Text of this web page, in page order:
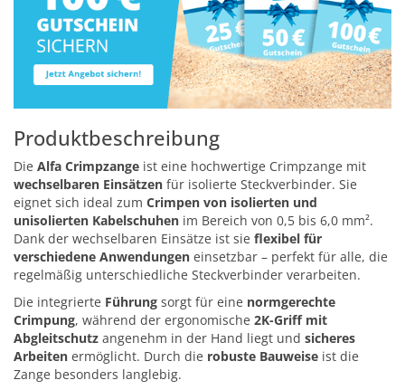
Produktbeschreibung
Die Alfa Crimpzange ist eine hochwertige Crimpzange mit
wechselbaren Einsätzen für isolierte Steckverbinder. Sie
eignet sich ideal zum Crimpen von isolierten und
unisolierten Kabelschuhen im Bereich von 0,5 bis 6,0 mm².
Dank der wechselbaren Einsätze ist sie flexibel für
verschiedene Anwendungen einsetzbar – perfekt für alle, die
regelmäßig unterschiedliche Steckverbinder verarbeiten.
Die integrierte Führung sorgt für eine normgerechte
Crimpung, während der ergonomische 2K-Griff mit
Abgleitschutz angenehm in der Hand liegt und sicheres
Arbeiten ermöglicht. Durch die robuste Bauweise ist die
Zange besonders langlebig.